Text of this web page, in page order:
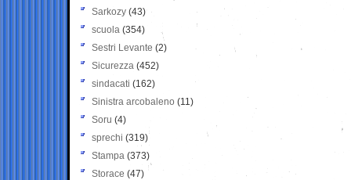
Sarkozy (43)
scuola (354)
Sestri Levante (2)
Sicurezza (452)
sindacati (162)
Sinistra arcobaleno (11)
Soru (4)
sprechi (319)
Stampa (373)
Storace (47)